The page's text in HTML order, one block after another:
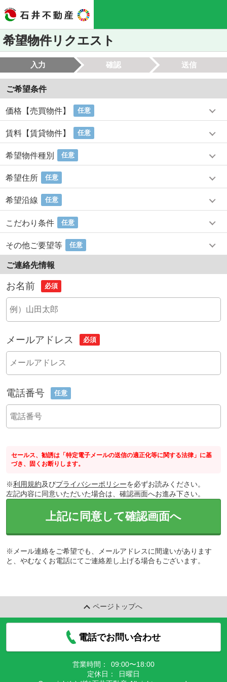
希望物件リクエスト
入力 確認 送信
ご希望条件
価格【売買物件】 任意
賃料【賃貸物件】 任意
希望物件種別 任意
希望住所 任意
希望沿線 任意
こだわり条件 任意
その他ご要望等 任意
ご連絡先情報
お名前 必須
メールアドレス 必須
電話番号 任意
セールス、勧誘は「特定電子メールの送信の適正化等に関する法律」に基
づき、固くお断りします。
※利用規約及びプライバシーポリシーを必ずお読みください。
左記内容に同意いただいた場合は、確認画面へお進み下さい。
上記に同意して確認画面へ
※メール連絡をご希望でも、メールアドレスに間違いがあります
と、やむなくお電話にてご連絡差し上げる場合もございます。
ページトップへ
電話でお問い合わせ
営業時間：
09:00〜18:00
定休日：
日曜日